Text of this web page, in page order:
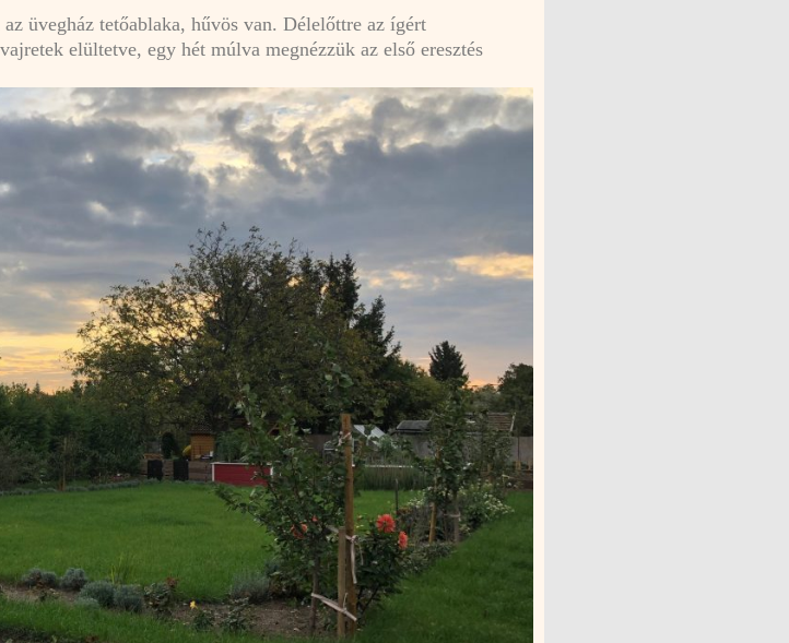
üvegház tetőablaka, hűvös van. Délelőttre az ígért
elültetve, egy hét múlva megnézzük az első eresztés